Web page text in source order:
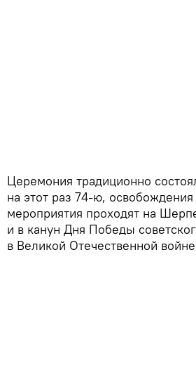
Церемония традиционно
на этот раз 74-ю,
мероприятия проходят на
и в канун Дня Победы
в Великой Отечественной